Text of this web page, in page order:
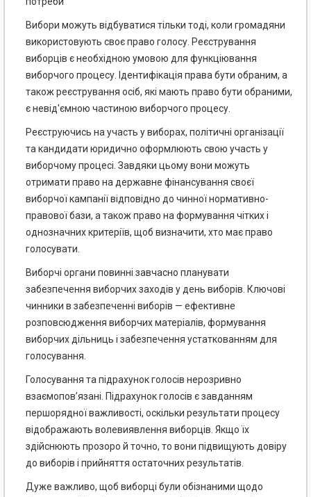
Вибори можуть відбуватися тільки тоді, коли громадяни
використовують своє право голосу. Реєстрування
виборців є необхідною умовою для функціювання
виборчого процесу. Ідентифікація права бути обраним, а
також реєстрування осіб, які мають право бути обраними,
є невід'ємною частиною виборчого процесу.
Реєструючись на участь у виборах, політичні організації
та кандидати юридично оформлюють свою участь у
виборчому процесі. Завдяки цьому вони можуть
отримати право на державне фінансування своєї
виборчої кампанії відповідно до чинної нормативно-
правової бази, а також право на формування чітких і
однозначних критеріїв, щоб визначити, хто має право
голосувати.
Виборчі органи повинні завчасно планувати
забезпечення виборчих заходів у день виборів. Ключові
чинники в забезпеченні виборів — ефективне
розповсюдження виборчих матеріалів, формування
виборчих дільниць і забезпечення устаткованням для
голосування.
Голосування та підрахунок голосів нерозривно
взаємопов’язані. Підрахунок голосів є завданням
першорядної важливості, оскільки результати процесу
відображають волевиявлення виборців. Якщо їх
здійснюють прозоро й точно, то вони підвищують довіру
до виборів і прийняття остаточних результатів.
Дуже важливо, щоб виборці були обізнаними щодо